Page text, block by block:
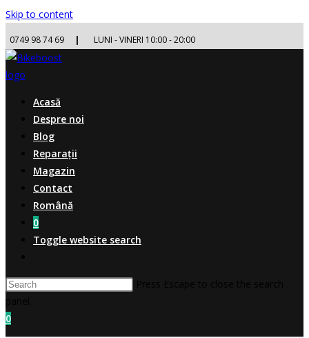
Skip to content
0749 98 74 69 | LUNI - VINERI 10:00 - 20:00
Acasă
Despre noi
Blog
Reparații
Magazin
Contact
Română
0
Toggle website search
0